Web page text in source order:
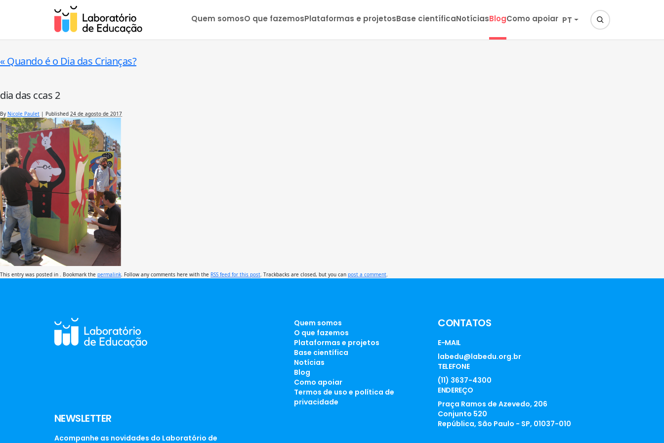
Quem somosO que fazemosPlataformas e projetosBase científicaNotíciasBlogComo apoiar PT
«Quando é o Dia das Crianças?
dia das ccas 2
By Nicole Paulet | Published 24 de agosto de 2017
This entry was posted in . Bookmark the permalink . Follow any comments here with the RSS feed for this post . Trackbacks are closed, but you can post a comment
NEWSLETTER
Acompanhe as novidades do Laboratório de
Quem somos
O que fazemos
Plataformas e projetos
Base científica
Notícias
Blog
Como apoiar
Termos de uso e política de
privacidade
CONTATOS
E-MAIL
labedu@labedu.org.br
TELEFONE
(11) 3637-4300
ENDEREÇO
Praça Ramos de Azevedo, 206
Conjunto 520
República, São Paulo - SP, 01037-010